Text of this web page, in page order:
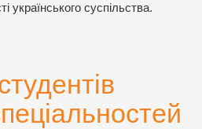
українського суспільства.